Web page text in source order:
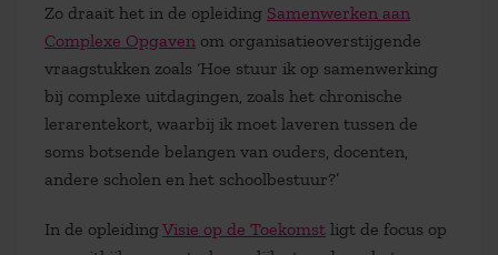
Zo draait het in de opleiding Samenwerken aan
Complexe Opgaven om organisatieoverstijgende
vraagstukken zoals ‘Hoe stuur ik op samenwerking
bij complexe uitdagingen, zoals het chronische
lerarentekort, waarbij ik moet laveren tussen de
soms botsende belangen van ouders, docenten,
andere scholen en het schoolbestuur?’
In de opleidingVisie op de Toekomst ligt de focus op